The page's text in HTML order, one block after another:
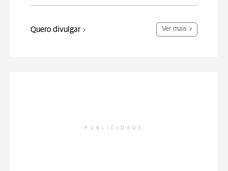
Quero divulgar Ver mais
PUBLICIDADE